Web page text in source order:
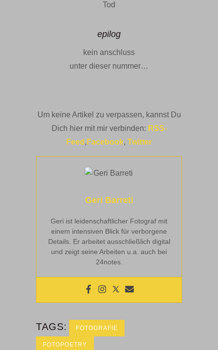
Tod
epilog
kein anschluss
unter dieser nummer…
Um keine Artikel zu verpassen, kannst Du
Dich hier mit mir verbinden: RSS-
Feed , Facebook, Twitter
Geri Barreti
Geri ist leidenschaftlicher Fotograf mit
einem intensiven Blick für verborgene
Details. Er arbeitet ausschließlich digital
und zeigt seine Arbeiten u.a. auch bei
24notes.
TAGS: FOTOGRAFIE
FOTOPOETRY